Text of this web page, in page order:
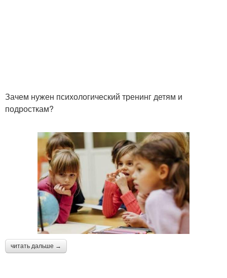
Зачем нужен психологический тренинг детям и
подросткам?
читать дальше →